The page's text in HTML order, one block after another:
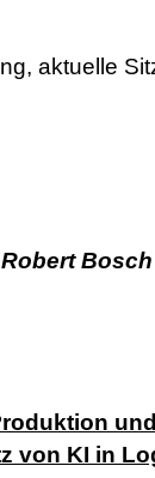
aktuelle
von KI in